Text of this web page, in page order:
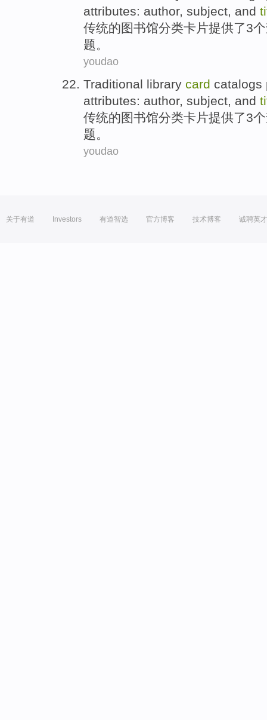
attributes: author, subject, and
传统的图书馆分类卡片提供了3个
题。
youdao
Traditional library card catalogs
attributes: author, subject, and
传统的图书馆分类卡片提供了3个
题。
youdao
关于有道 Investors 有道智选 官方博客 技术博客 诚聘英才